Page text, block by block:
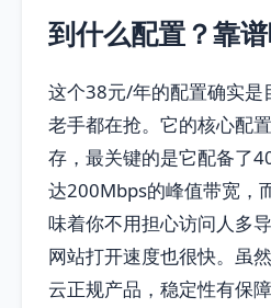
到什么配置？靠
这个38元/年的配置确实是
老手都在抢。它的核心配
存，最关键的是它配备了
达200Mbps的峰值带宽，
味着你不用担心访问人多
网站打开速度也很快。虽
云正规产品，稳定性有保